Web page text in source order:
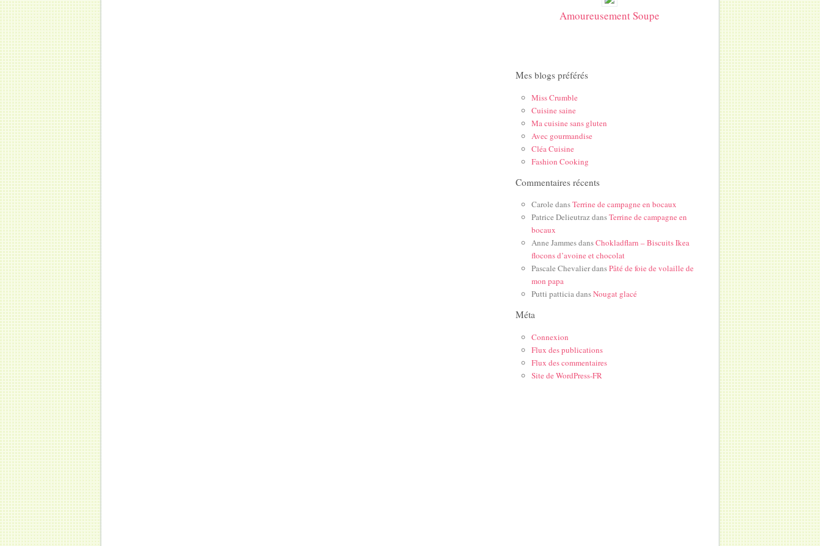
Amoureusement Soupe
Mes blogs préférés
Miss Crumble
Cuisine saine
Ma cuisine sans gluten
Avec gourmandise
Cléa Cuisine
Fashion Cooking
Commentaires récents
Carole dansTerrine de campagne en bocaux
Patrice DelieutrazdansTerrine de campagne en
bocaux
Anne JammesdansChokladflarn – Biscuits Ikea
flocons d’avoine et chocolat
Pascale ChevalierdansPâté de foie de volaille de
mon papa
Putti patticiadansNougat glacé
Méta
Connexion
Flux des publications
Flux des commentaires
Site de WordPress-FR